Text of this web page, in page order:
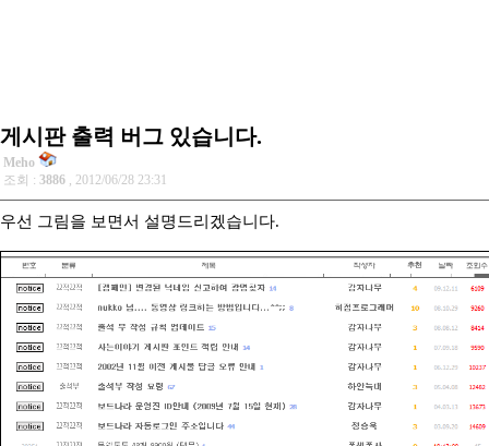
게시판 출력 버그 있습니다.
Meho
조회 : 3886 , 2012/06/28 23:31
우선 그림을 보면서 설명드리겠습니다.